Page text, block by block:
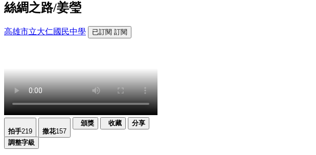
絲綢之路/姜瑩
高雄市立大仁國民中學 已訂閱 訂閱
拍手219 撒花157
頒獎 收藏 分享
調整字級